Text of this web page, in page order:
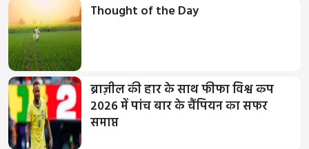
Thought of the Day
ब्राज़ील की हार के साथ फीफा विश्व कप
2026 में पांच बार के चैंपियन का सफर
समाप्त